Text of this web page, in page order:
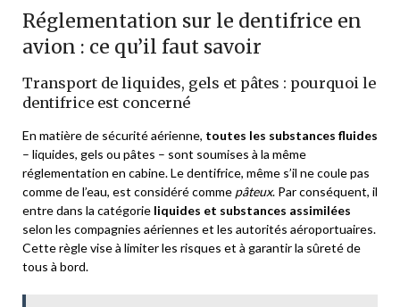
Réglementation sur le dentifrice en
avion : ce qu’il faut savoir
Transport de liquides, gels et pâtes : pourquoi le
dentifrice est concerné
En matière de sécurité aérienne, toutes les substances fluides
– liquides, gels ou pâtes – sont soumises à la même
réglementation en cabine. Le dentifrice, même s’il ne coule pas
comme de l’eau, est considéré comme pâteux. Par conséquent, il
entre dans la catégorie liquides et substances assimilées
selon les compagnies aériennes et les autorités aéroportuaires.
Cette règle vise à limiter les risques et à garantir la sûreté de
tous à bord.